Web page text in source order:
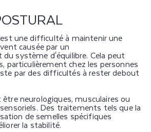
une difficulté à maintenir une
causée par un
système d'équilibre. Cela peut
particulièrement chez les personnes
par des difficultés à rester debout
neurologiques, musculaires ou
Des traitements tels que la
de semelles spécifiques
la stabilité.